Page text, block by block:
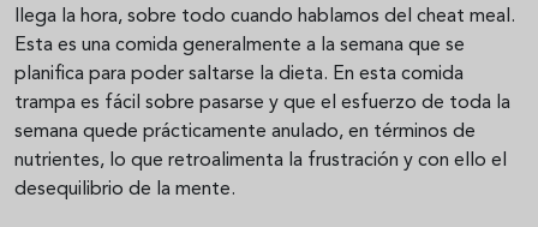
llega la hora, sobre todo cuando hablamos del cheat meal.
Esta es una comida generalmente a la semana que se
planifica para poder saltarse la dieta. En esta comida
trampa es fácil sobre pasarse y que el esfuerzo de toda la
semana quede prácticamente anulado, en términos de
nutrientes, lo que retroalimenta la frustración y con ello el
desequilibrio de la mente.